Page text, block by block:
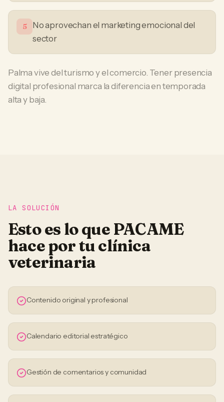
5
No aprovechan el marketing emocional del
sector
Palma vive del turismo y el comercio. Tener presencia
digital profesional marca la diferencia en temporada
alta y baja.
LA SOLUCIÓN
Esto es lo que PACAME
hace por tuclínica
veterinaria
Contenido original y profesional
Calendario editorial estratégico
Gestión de comentarios y comunidad